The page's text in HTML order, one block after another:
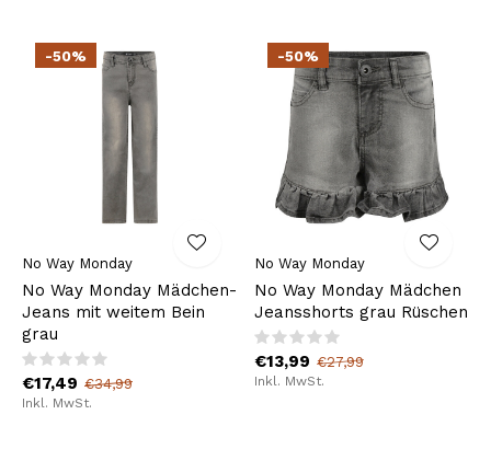
-50%
No Way Monday
No Way Monday Mädchen-
Jeans mit weitem Bein
grau
€17,49 €34,99
Inkl. MwSt.
-50%
No Way Monday
No Way Monday Mädchen
Jeansshorts grau Rüschen
€13,99 €27,99
Inkl. MwSt.